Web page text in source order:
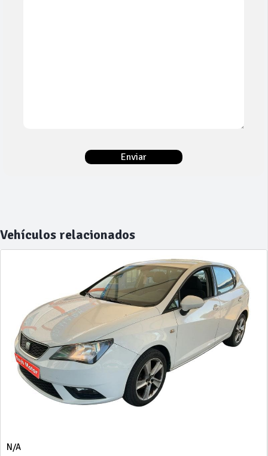
Vehículos relacionados
N/A